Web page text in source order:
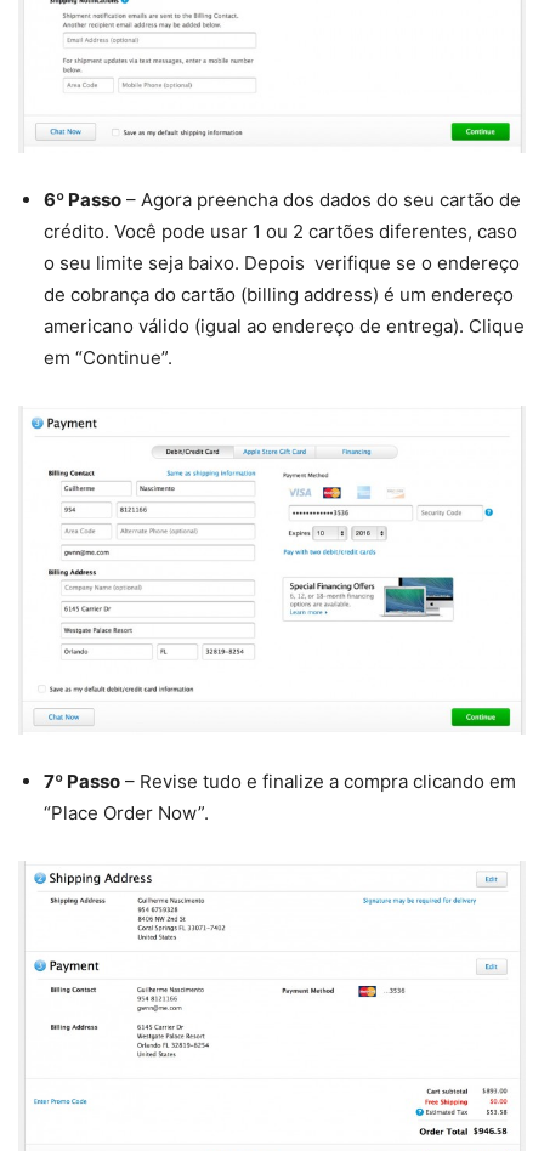
6º Passo – Agora preencha dos dados do seu cartão de
crédito. Você pode usar 1 ou 2 cartões diferentes, caso
o seu limite seja baixo. Depois verifique se o endereço
de cobrança do cartão (billing address) é um endereço
americano válido (igual ao endereço de entrega). Clique
em “Continue”.
7º Passo – Revise tudo e finalize a compra clicando em
“Place Order Now”.